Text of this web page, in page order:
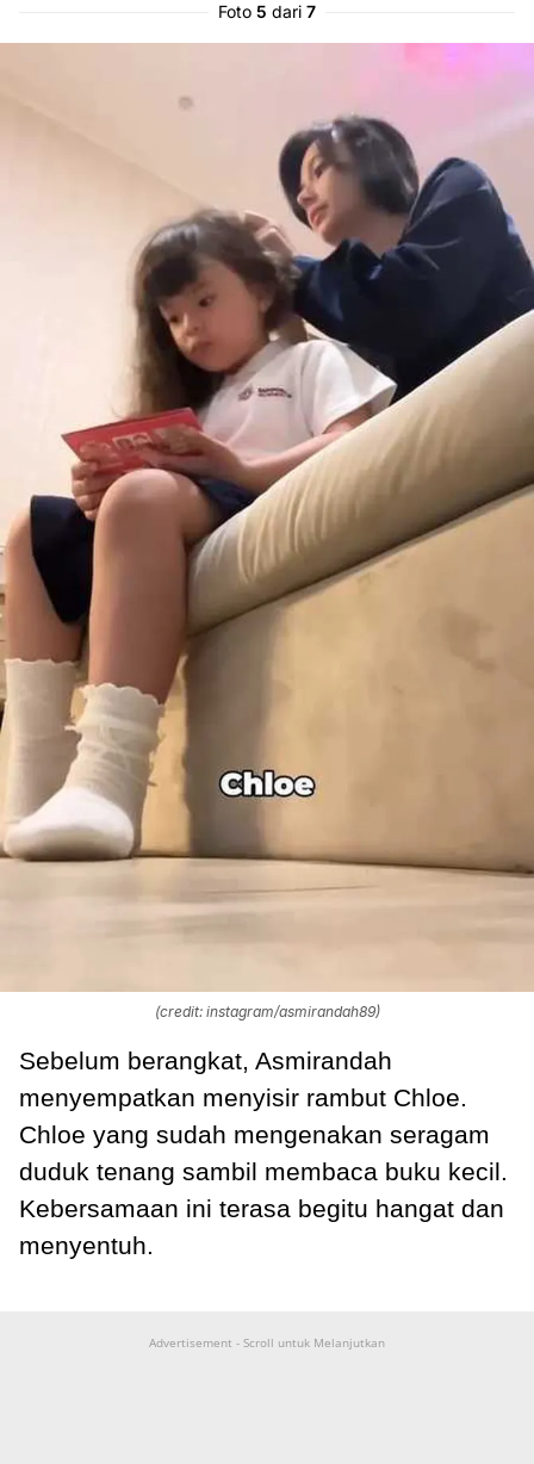
Foto 5 dari 7
(credit: instagram/asmirandah89)
Sebelum berangkat, Asmirandah
menyempatkan menyisir rambut Chloe.
Chloe yang sudah mengenakan seragam
duduk tenang sambil membaca buku kecil.
Kebersamaan ini terasa begitu hangat dan
menyentuh.
Advertisement - Scroll untuk Melanjutkan